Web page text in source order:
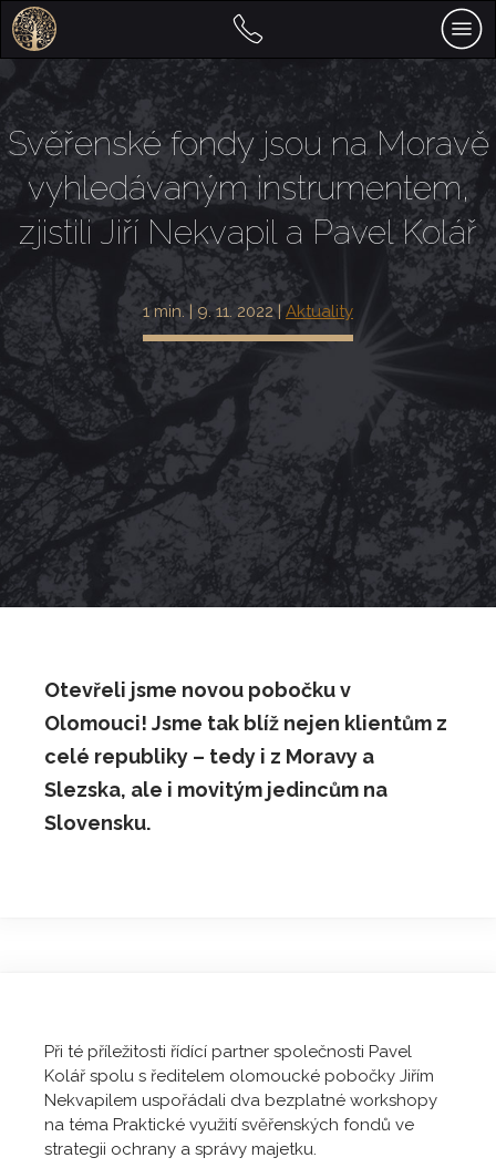
Svěřenské fondy jsou na Moravě
vyhledávaným instrumentem,
zjistili Jiří Nekvapil a Pavel Kolář
1 min. | 9. 11. 2022 |Aktuality
Otevřeli jsme novou pobočku v
Olomouci! Jsme tak blíž nejen klientům z
celé republiky – tedy i z Moravy a
Slezska, ale i movitým jedincům na
Slovensku.
Při té příležitosti řídící partner společnosti Pavel
Kolář spolu s ředitelem olomoucké pobočky Jiřím
Nekvapilem uspořádali dva bezplatné workshopy
na téma Praktické využití svěřenských fondů ve
strategii ochrany a správy majetku.